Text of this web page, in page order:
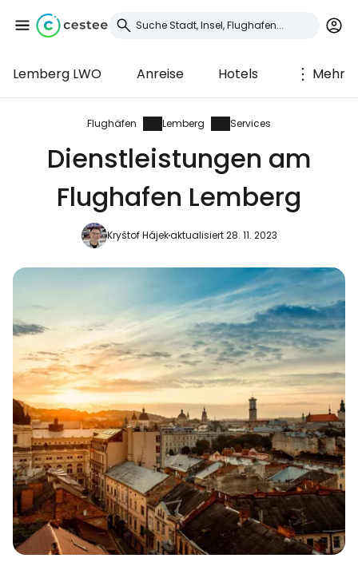
Lemberg LWO Anreise Hotels Mehr
Flughäfen Lemberg Services
Dienstleistungen am
Flughafen Lemberg
Kryštof Hájekaktualisiert 28. 11. 2023
Anmeldung bei
Cestee
... die weltweite Reise-Community
Weiter mit Facebook
Weiter mit E-Mail